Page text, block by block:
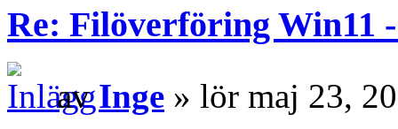
Re: Filöverföring Win11
avInge » lör maj 23,